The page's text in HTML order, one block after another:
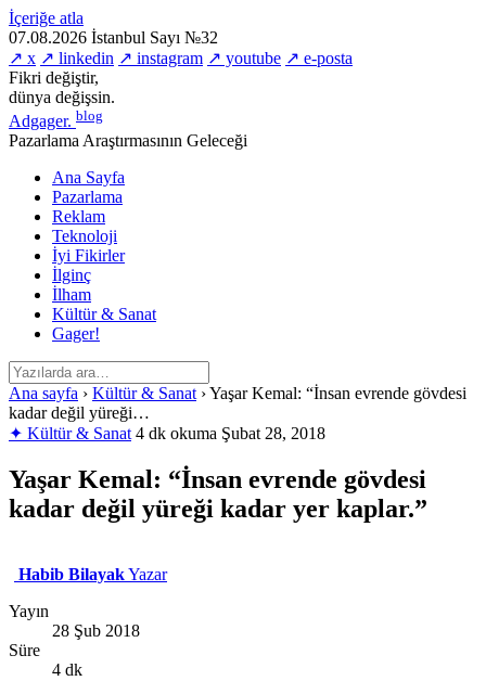
İçeriğe atla
07.08.2026 İstanbul Sayı №32
↗ x ↗ linkedin ↗ instagram ↗ youtube ↗ e-posta
Fikri değiştir,
dünya değişsin.
Adgager. blog
Pazarlama Araştırmasının Geleceği
Ana Sayfa
Pazarlama
Reklam
Teknoloji
İyi Fikirler
İlginç
İlham
Kültür & Sanat
Gager!
Ana sayfa › Kültür & Sanat ›Yaşar Kemal: “İnsan evrende gövdesi
kadar değil yüreği…
✦ Kültür & Sanat 4 dk okuma Şubat 28, 2018
Yaşar Kemal: “İnsan evrende gövdesi
kadar değil yüreği kadar yer kaplar.”
Habib BilayakYazar
Yayın
28 Şub 2018
Süre
4 dk